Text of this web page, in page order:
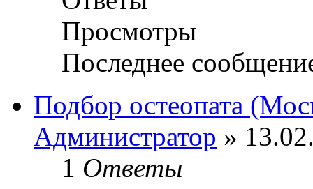
Просмотры
Последнее
Подбор остеопата
Администратор »
1 Ответы